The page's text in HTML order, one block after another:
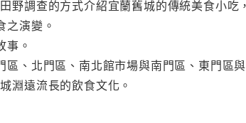
野調查的方式介紹宜蘭舊城的傳統美食小吃
之演變。
事。
區、北門區、南北館市場與南門區、東門區
淵遠流長的飲食文化。